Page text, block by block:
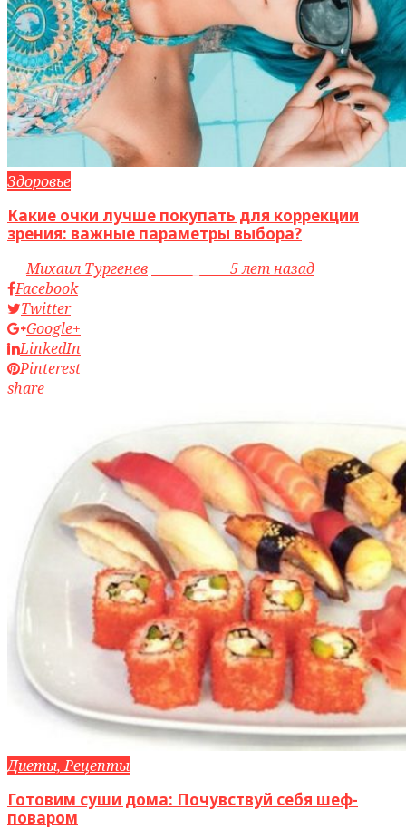
Здоровье
Какие очки лучше покупать для коррекции
зрения: важные параметры выбора?
byМихаил Тургенев
5 лет назад
Facebook
Twitter
Google+
LinkedIn
Pinterest
share
Диеты, Рецепты
Готовим суши дома: Почувствуй себя шеф-
поваром